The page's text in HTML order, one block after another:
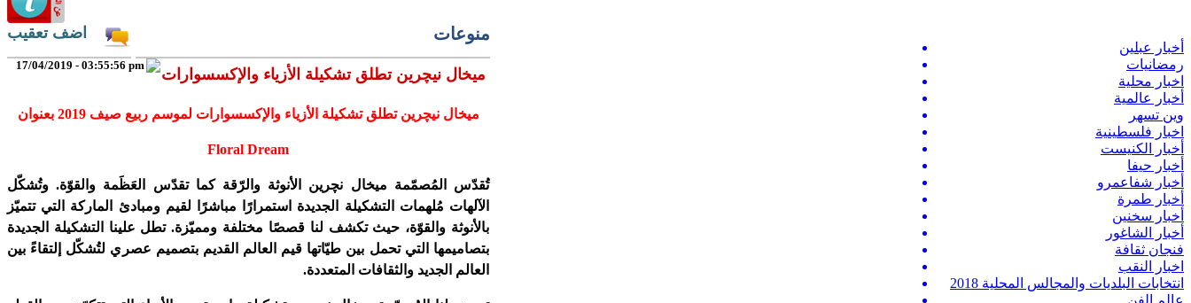
أخبار عبلين
رمضانيات
اخبار محلية
أخبار عالمية
وين تسهر
اخبار فلسطينية
أخبار الكنيست
أخبار حيفا
أخبار شفاعمرو
أخبار طمرة
أخبار سخنين
أخبار الشاغور
فنجان ثقافة
اخبار النقب
انتخابات البلديات والمجالس المحلية 2018
عالم الفن
منوعات اضف تعقيب
17/04/2019 - 03:55:56 pm
ميخال نيچرين تطلق تشكيلة الأزياء والإكسسوارات
ميخال نيچرين تطلق تشكيلة الأزياء والإكسسوارات لموسم ربيع صيف 2019 بعنوان
Floral Dream
تُقدّس المُصمّمة ميخال نچرين الأنوثة والرّقة كما تقدّس العَظَمة والقوّة. وتُشكّل
الآلهات مُلهمات التشكيلة الجديدة استمرارًا مباشرًا لقيم ومبادئ الماركة التي تتميّز
بالأنوثة والقوّة، حيث تكشف لنا قصصًا مختلفة ومميّزة. تطل علينا التشكيلة الجديدة
بتصاميمها التي تحمل بين طيّاتها قيم العالم القديم بتصميم عصري لتُشكّل إلتقاءً بين
العالم الجديد والثقافات المتعددة.